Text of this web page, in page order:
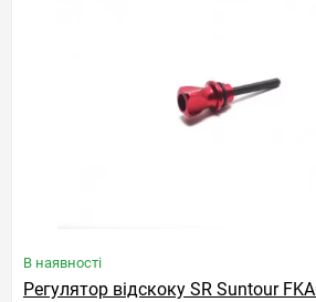
В наявності
Регулятор відскоку SR Suntour